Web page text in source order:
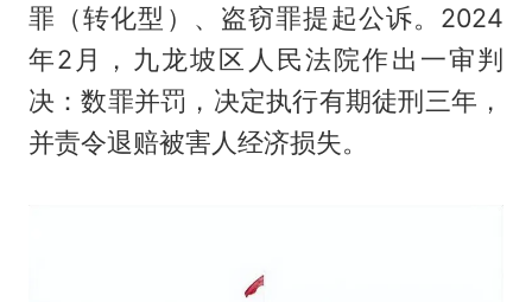
罪（转化型）、盗窃罪提起公诉。2024
年2月，九龙坡区人民法院作出一审判
决：数罪并罚，决定执行有期徒刑三年，
并责令退赔被害人经济损失。